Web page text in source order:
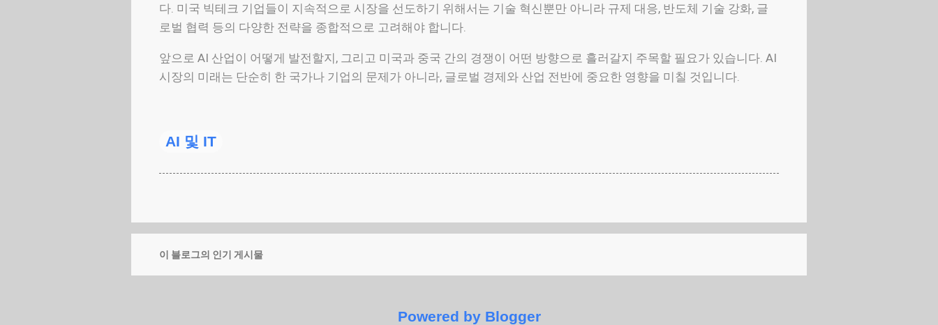
다. 미국 빅테크 기업들이 지속적으로 시장을 선도하기 위해서는 기술 혁신뿐만 아니라 규제 대응, 반도체 기술 강화, 글
로벌 협력 등의 다양한 전략을 종합적으로 고려해야 합니다.
앞으로 AI 산업이 어떻게 발전할지, 그리고 미국과 중국 간의 경쟁이 어떤 방향으로 흘러갈지 주목할 필요가 있습니다. AI
시장의 미래는 단순히 한 국가나 기업의 문제가 아니라, 글로벌 경제와 산업 전반에 중요한 영향을 미칠 것입니다.
AI 및 IT
이 블로그의 인기 게시물
Powered by Blogger